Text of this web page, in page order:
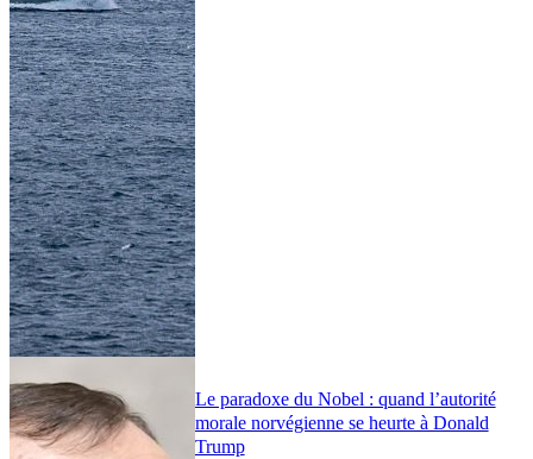
Le paradoxe du Nobel : quand l’autorité
morale norvégienne se heurte à Donald
Trump